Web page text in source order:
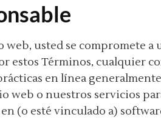
usted se compromete
estos Términos, cualquier
en línea
web o nuestros servicios
(o esté vinculado a)